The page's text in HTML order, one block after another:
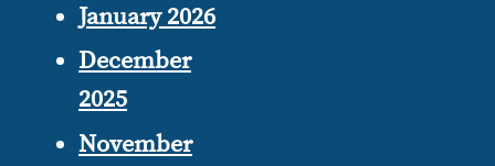
January 2026
December
2025
November